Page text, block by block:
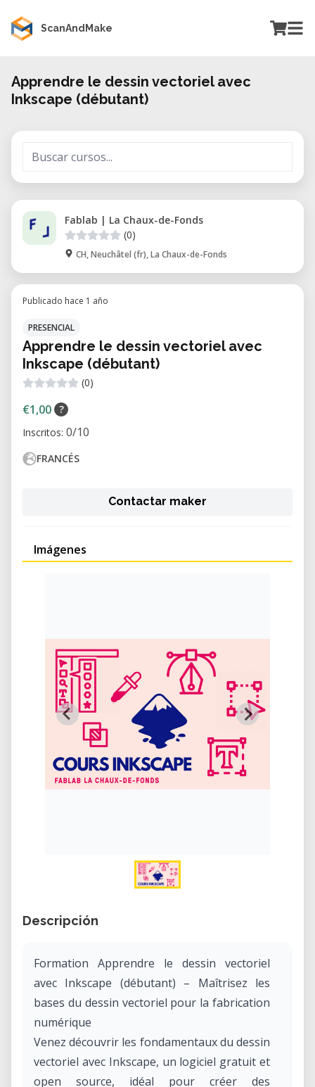
ScanAndMake
Apprendre le dessin vectoriel avec
Inkscape (débutant)
Fablab | La Chaux-de-Fonds
(0)
CH, Neuchâtel (fr), La Chaux-de-Fonds
Publicado hace 1 año
PRESENCIAL
Apprendre le dessin vectoriel avec
Inkscape (débutant)
(0)
€1,00 ?
Inscritos: 0/10
FRANCÉS
Contactar maker
Imágenes
Descripción
Formation Apprendre le dessin vectoriel
avec Inkscape (débutant) – Maîtrisez les
bases du dessin vectoriel pour la fabrication
numérique
Venez découvrir les fondamentaux du dessin
vectoriel avec Inkscape, un logiciel gratuit et
open source, idéal pour créer des